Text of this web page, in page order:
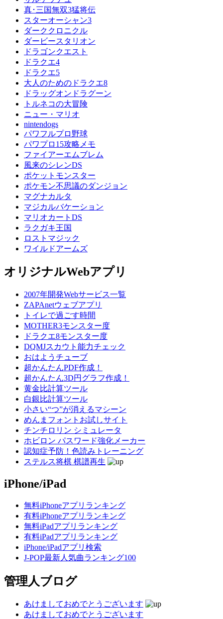
真･三国無双3猛将伝
スターオーシャン3
ダーククロニクル
ダービースタリオン
ドラゴンクエスト
ドラクエ4
ドラクエ5
大人のためのドラクエ8
ドラッグオンドラグーン
トルネコの大冒険
ニュー・マリオ
nintendogs
パワフルプロ野球
パワプロ15攻略メモ
ファイアーエムブレム
風来のシレンDS
ポケットモンスター
ポケモン不思議のダンジョン
マグナカルタ
マジカルバケーション
マリオカートDS
ラクガキ王国
ロストマジック
ワイルドアームズ
オリジナルWebアプリ
2007年開発Webサービス一覧
ZAPAnetウェブアプリ
トイレで過ごす時間
MOTHER3モンスター度
ドラクエ8モンスター度
DQMJスカウト能力チェック
おはようチューブ
超かんたんPDF作成！
超かんたん3D円グラフ作成！
黄金比計算ツール
白銀比計算ツール
小さい“つ”が消えるマシーン
めんまフォントお試しサイト
チンチロリン シミュレータ
ホビロン パスワード強化メーカー
認知症予防！色読みトレーニング
ステルス将棋 棋譜再生
iPhone/iPad
無料iPhoneアプリランキング
有料iPhoneアプリランキング
無料iPadアプリランキング
有料iPadアプリランキング
iPhone/iPadアプリ検索
J-POP最新人気曲ランキング100
管理人ブログ
あけましておめでとうございます
あけましておめでとうございます